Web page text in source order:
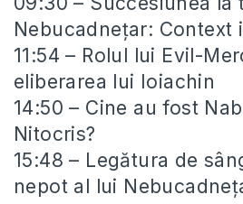
Nebucadnețar: Context
11:54 – Rolul lui Evil-
eliberarea lui Ioiachin
14:50 – Cine au fost
Nitocris?
15:48 – Legătura de
nepot al lui